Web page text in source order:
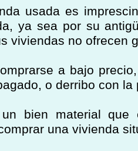
usada es
ya sea por su
viviendas no ofrecen
a bajo
o derribo con
bien material
una vivienda